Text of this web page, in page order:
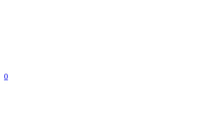
0